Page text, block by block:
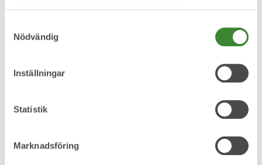
Nödvändig
Inställningar
Statistik
Marknadsföring